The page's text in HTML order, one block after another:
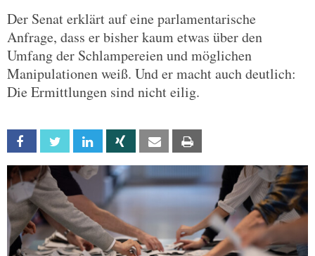
Der Senat erklärt auf eine parlamentarische
Anfrage, dass er bisher kaum etwas über den
Umfang der Schlampereien und möglichen
Manipulationen weiß. Und er macht auch deutlich:
Die Ermittlungen sind nicht eilig.
Facebook Twitter Linkedin Xing Email